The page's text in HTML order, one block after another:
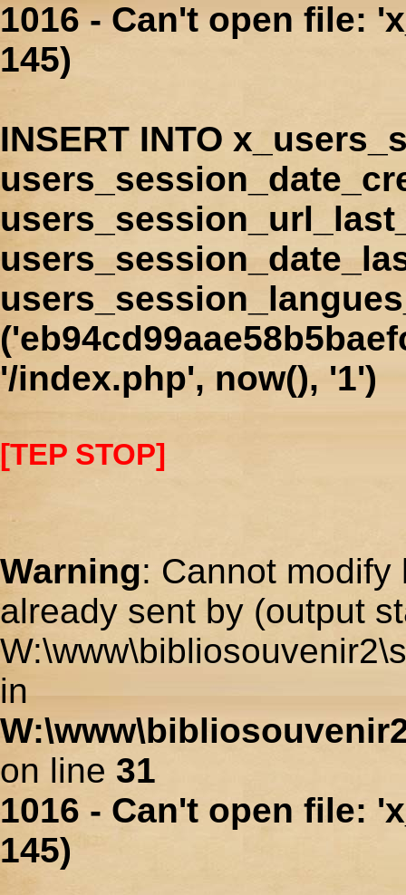
1016 - Can't open file:
145)
INSERT INTO
'/index.php', now(), '1')
[TEP STOP]
Warning: Cannot
already sent by (output
in
on line 31
1016 - Can't open file:
145)